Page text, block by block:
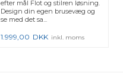
efter mål Flot og stilren løsning.
Design din egen brusevæg og
se med det sa...
1.999,00 DKK inkl. moms